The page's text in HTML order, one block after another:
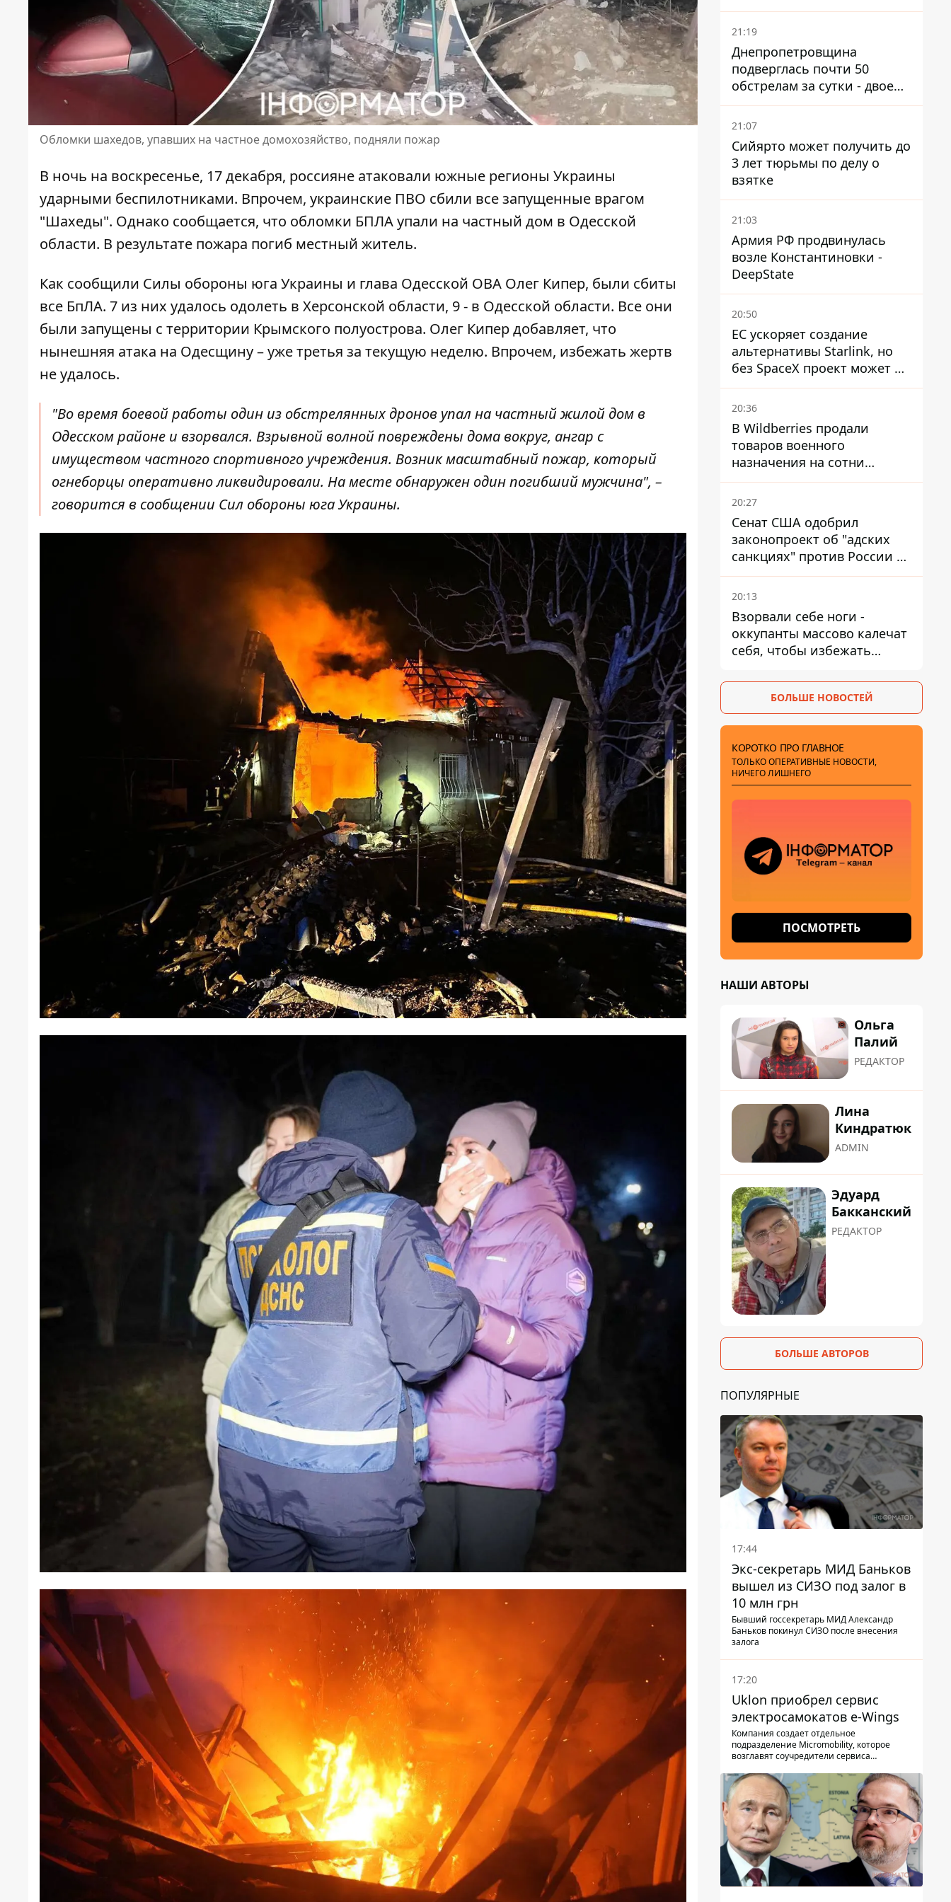
Обломки шахедов, упавших на частное домохозяйство, подняли пожар
В ночь на воскресенье, 17 декабря, россияне атаковали южные регионы Украины
ударными беспилотниками. Впрочем, украинские ПВО сбили все запущенные врагом
"Шахеды". Однако сообщается, что обломки БПЛА упали на частный дом в Одесской
области. В результате пожара погиб местный житель.
Как сообщили Силы обороны юга Украины и глава Одесской ОВА Олег Кипер, были сбиты
все БпЛА. 7 из них удалось одолеть в Херсонской области, 9 - в Одесской области. Все они
были запущены с территории Крымского полуострова. Олег Кипер добавляет, что
нынешняя атака на Одесщину – уже третья за текущую неделю. Впрочем, избежать жертв
не удалось.
"Во время боевой работы один из обстрелянных дронов упал на частный жилой дом в
Одесском районе и взорвался. Взрывной волной повреждены дома вокруг, ангар с
имуществом частного спортивного учреждения. Возник масштабный пожар, который
огнеборцы оперативно ликвидировали. На месте обнаружен один погибший мужчина", –
говорится в сообщении Сил обороны юга Украины.
21:19
Днепропетровщина
подверглась почти 50
обстрелам за сутки - двое
погибших, шесть
пострадавших
21:07
Сийярто может получить до
3 лет тюрьмы по делу о
взятке
21:03
Армия РФ продвинулась
возле Константиновки -
DeepState
20:50
ЕС ускоряет создание
альтернативы Starlink, но
без SpaceX проект может не
обойтись
20:36
В Wildberries продали
товаров военного
назначения на сотни
миллионов, но удары ВСУ
изменили ситуацию
20:27
Сенат США одобрил
законопроект об "адских
санкциях" против России и
Ирана
20:13
Взорвали себе ноги -
оккупанты массово калечат
себя, чтобы избежать
БОЛЬШЕ НОВОСТЕЙ
КОРОТКО ПРО ГЛАВНОЕ
ТОЛЬКО ОПЕРАТИВНЫЕ НОВОСТИ,
НИЧЕГО ЛИШНЕГО
ПОСМОТРЕТЬ
НАШИ АВТОРЫ
Ольга
Палий
РЕДАКТОР
Лина
Киндратюк
ADMIN
Эдуард
Бакканский
РЕДАКТОР
БОЛЬШЕ АВТОРОВ
ПОПУЛЯРНЫЕ
17:44
Экс-секретарь МИД Баньков
вышел из СИЗО под залог в
10 млн грн
Бывший госсекретарь МИД Александр
Баньков покинул СИЗО после внесения
залога
17:20
Uklon приобрел сервис
электросамокатов e-Wings
Компания создает отдельное
подразделение Micromobility, которое
возглавят соучредители сервиса